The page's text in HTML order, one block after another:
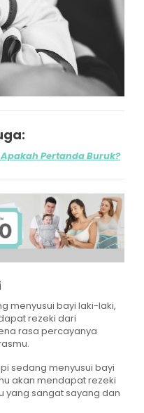
Pertanda Buruk?
menyusui bayi laki-laki,
rezeki dari
rasa percayanya
sedang menyusui bayi
akan mendapat rezeki
yang sangat sayang dan